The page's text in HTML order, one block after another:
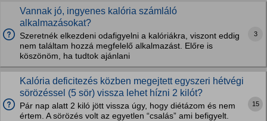
Vannak jó, ingyenes kalória számláló
alkalmazásokat?
Szeretnék elkezdeni odafigyelni a kalóriákra, viszont eddig
nem találtam hozzá megfelelő alkalmazást. Előre is
köszönöm, ha tudtok ajánlani
3
Kalória deficitezés közben megejtett egyszeri hétvégi
sörözéssel (5 sör) vissza lehet hízni 2 kilót?
Pár nap alatt 2 kiló jött vissza úgy, hogy diétázom és nem
értem. A sörözés volt az egyetlen “csalás” ami befigyelt.
15